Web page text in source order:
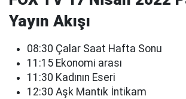
Yayın Akışı
08:30 Çalar Saat Hafta Sonu
11:15 Ekonomi arası
11:30 Kadının Eseri
12:30 Aşk Mantık İntikam